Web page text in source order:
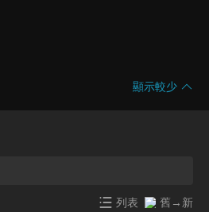
顯示較少
列表 舊→新